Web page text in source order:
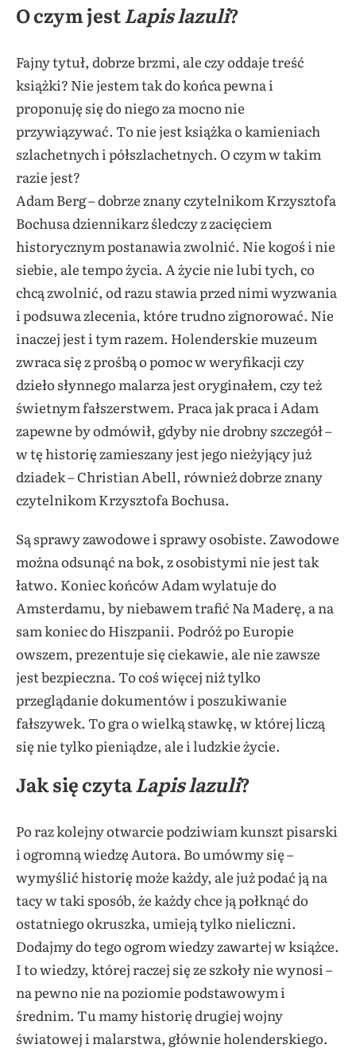
O czym jestLapis lazuli?
Fajny tytuł, dobrze brzmi, ale czy oddaje treść
książki? Nie jestem tak do końca pewna i
proponuję się do niego za mocno nie
przywiązywać. To nie jest książka o kamieniach
szlachetnych i półszlachetnych. O czym w takim
razie jest?
Adam Berg – dobrze znany czytelnikom Krzysztofa
Bochusa dziennikarz śledczy z zacięciem
historycznym postanawia zwolnić. Nie kogoś i nie
siebie, ale tempo życia. A życie nie lubi tych, co
chcą zwolnić, od razu stawia przed nimi wyzwania
i podsuwa zlecenia, które trudno zignorować. Nie
inaczej jest i tym razem. Holenderskie muzeum
zwraca się z prośbą o pomoc w weryfikacji czy
dzieło słynnego malarza jest oryginałem, czy też
świetnym fałszerstwem. Praca jak praca i Adam
zapewne by odmówił, gdyby nie drobny szczegół –
w tę historię zamieszany jest jego nieżyjący już
dziadek – Christian Abell, również dobrze znany
czytelnikom Krzysztofa Bochusa.
Są sprawy zawodowe i sprawy osobiste. Zawodowe
można odsunąć na bok, z osobistymi nie jest tak
łatwo. Koniec końców Adam wylatuje do
Amsterdamu, by niebawem trafić Na Maderę, a na
sam koniec do Hiszpanii. Podróż po Europie
owszem, prezentuje się ciekawie, ale nie zawsze
jest bezpieczna. To coś więcej niż tylko
przeglądanie dokumentów i poszukiwanie
fałszywek. To gra o wielką stawkę, w której liczą
się nie tylko pieniądze, ale i ludzkie życie.
Jak się czytaLapis lazuli?
Po raz kolejny otwarcie podziwiam kunszt pisarski
i ogromną wiedzę Autora. Bo umówmy się –
wymyślić historię może każdy, ale już podać ją na
tacy w taki sposób, że każdy chce ją połknąć do
ostatniego okruszka, umieją tylko nieliczni.
Dodajmy do tego ogrom wiedzy zawartej w książce.
I to wiedzy, której raczej się ze szkoły nie wynosi –
na pewno nie na poziomie podstawowym i
średnim. Tu mamy historię drugiej wojny
światowej i malarstwa, głównie holenderskiego.